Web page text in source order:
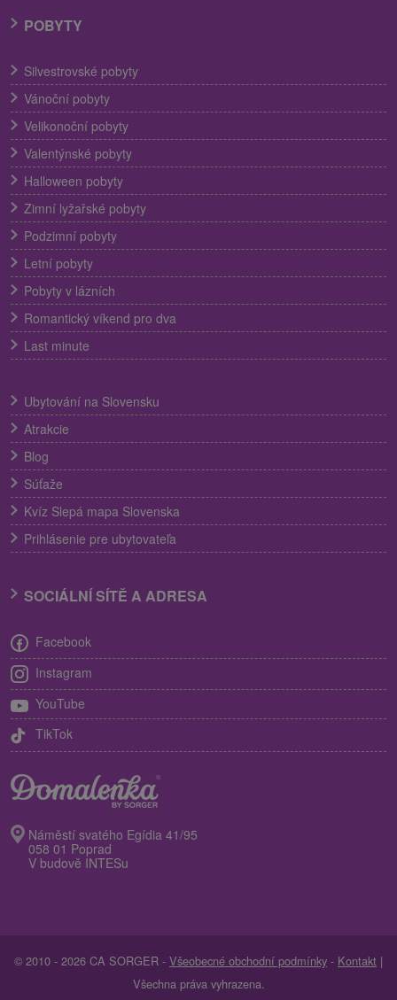
POBYTY
Silvestrovské pobyty
Vánoční pobyty
Velikonoční pobyty
Valentýnské pobyty
Halloween pobyty
Zimní lyžařské pobyty
Podzimní pobyty
Letní pobyty
Pobyty v lázních
Romantický víkend pro dva
Last minute
Ubytování na Slovensku
Atrakcie
Blog
Súťaže
Kvíz Slepá mapa Slovenska
Prihlásenie pre ubytovateľa
SOCIÁLNÍ SÍTĚ A ADRESA
Facebook
Instagram
YouTube
TikTok
Náměstí svatého Egídia 41/95
058 01 Poprad
V budově INTESu
© 2010 - 2026 CA SORGER - Všeobecné obchodní podmínky - Kontakt |
Všechna práva vyhrazena.